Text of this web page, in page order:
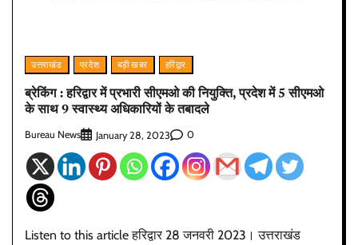
उत्तराखंड प्रदेश बड़ी खबर हरिद्वार
ब्रेकिंग : हरिद्वार में प्रभारी सीएमओ की नियुक्ति, प्रदेश में 5 सीएमओ
के साथ 9 स्वास्थ्य अधिकारियों के तबादले
Bureau News January 28, 2023 0
Listen to this article हरिद्वार 28 जनवरी 2023। उत्तराखंड